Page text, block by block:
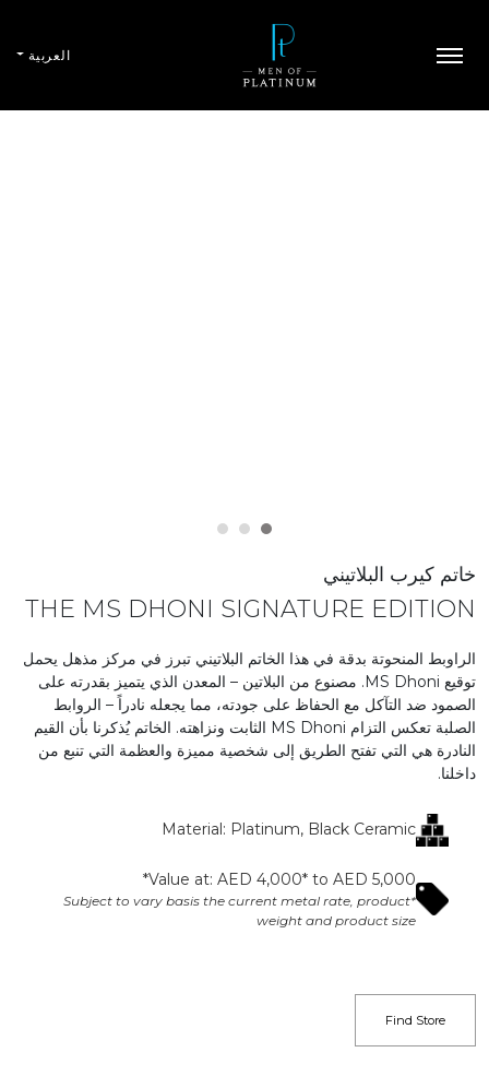
العربية
خاتم كيرب البلاتيني
THE MS DHONI SIGNATURE EDITION
الراوبط المنحوتة بدقة في هذا الخاتم البلاتيني تبرز في مركز مذهل يحمل
توقيع MS Dhoni. مصنوع من البلاتين – المعدن الذي يتميز بقدرته على
الصمود ضد التآكل مع الحفاظ على جودته، مما يجعله نادراً – الروابط
الصلبة تعكس التزام MS Dhoni الثابت ونزاهته. الخاتم يُذكرنا بأن القيم
النادرة هي التي تفتح الطريق إلى شخصية مميزة والعظمة التي تنبع من
داخلنا.
Material: Platinum, Black Ceramic​
Value at: AED 4,000* to AED 5,000*​
*Subject to vary basis the current metal rate, product
weight and product size
Find Store